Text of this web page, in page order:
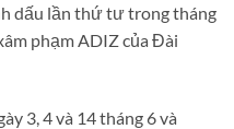
dấu lần thứ tư trong tháng
phạm ADIZ của Đài
3, 4 và 14 tháng 6 và